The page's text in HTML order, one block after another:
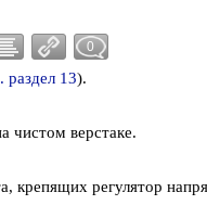
0
раздел 13).
чистом верстаке.
крепящих регулятор